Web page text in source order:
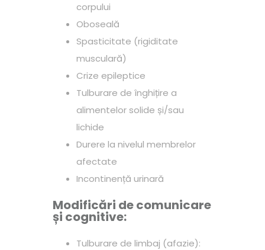
corpului
Oboseală
Spasticitate (rigiditate
musculară)
Crize epileptice
Tulburare de înghițire a
alimentelor solide și/sau
lichide
Durere la nivelul membrelor
afectate
Incontinență urinară
Modificări de comunicare
și cognitive:
Tulburare de limbaj (afazie):